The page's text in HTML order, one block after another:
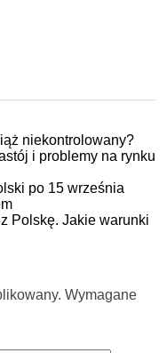
niekontrolowany?
i problemy na rynku
po 15 września
Polskę. Jakie warunki
Wymagane